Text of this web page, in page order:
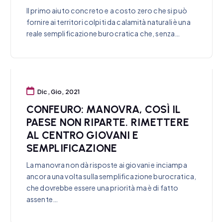
Il primo aiuto concreto e a costo zero che si può
fornire ai territori colpiti da calamità naturali è una
reale semplificazione burocratica che, senza…
Dic, Gio, 2021
CONFEURO: MANOVRA, COSÌ IL
PAESE NON RIPARTE. RIMETTERE
AL CENTRO GIOVANI E
SEMPLIFICAZIONE
La manovra non dà risposte ai giovani e inciampa
ancora una volta sulla semplificazione burocratica,
che dovrebbe essere una priorità ma è di fatto
assente…